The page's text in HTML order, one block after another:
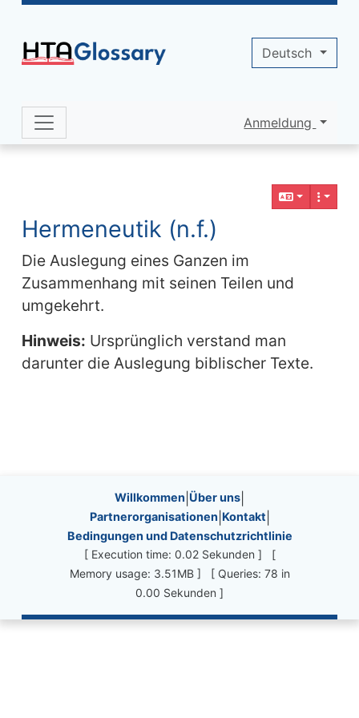
Navigation and related functionality
Hermeneutik (n.f.)
Die Auslegung eines Ganzen im
Zusammenhang mit seinen Teilen und
umgekehrt.
Hinweis: Ursprünglich verstand man
darunter die Auslegung biblischer Texte.
Site information, links, etc.
Willkommen Über uns
Partnerorganisationen Kontakt
Bedingungen und Datenschutzrichtlinie
[ Execution time: 0.02 Sekunden ] [
Memory usage: 3.51MB ] [ Queries: 78 in
0.00 Sekunden ]
Site identity, navigation, etc.
Anmeldung
Deutsch